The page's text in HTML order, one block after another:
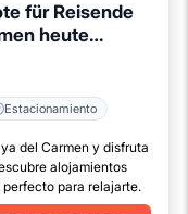
für Reisende
heute
Estacionamiento
del Carmen y disfruta
alojamientos
para relajarte.